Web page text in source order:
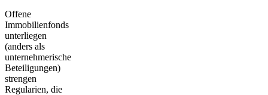
Offene
Immobilienfonds
unterliegen
(anders als
unternehmerische
Beteiligungen)
strengen
Regularien, die